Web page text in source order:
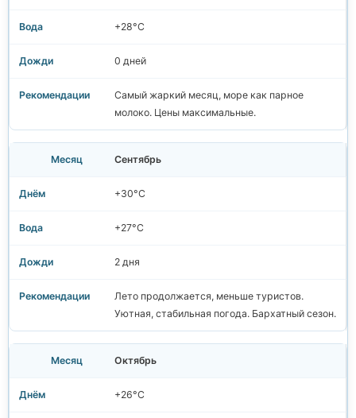
+28°C
0 дней
Самый жаркий месяц, море как парное
молоко. Цены максимальные.
Сентябрь
+30°C
+27°C
2 дня
Лето продолжается, меньше туристов.
Уютная, стабильная погода. Бархатный сезон.
Октябрь
+26°C